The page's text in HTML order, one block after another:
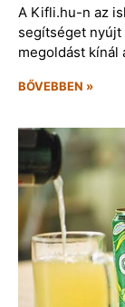
A Kifli.hu-n az
segítséget nyújt
megoldást kínál
BŐVEBBEN »